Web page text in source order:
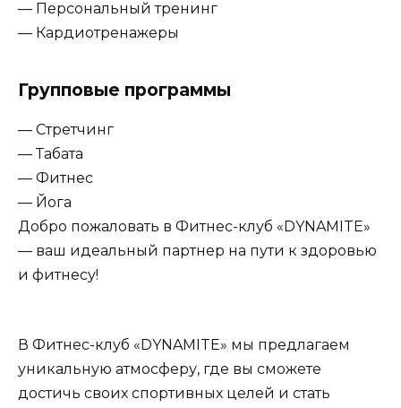
— Персональный тренинг
— Кардиотренажеры
Групповые программы
— Стретчинг
— Табата
— Фитнес
— Йога
Добро пожаловать в Фитнес-клуб «DYNAMITE»
— ваш идеальный партнер на пути к здоровью
и фитнесу!
В Фитнес-клуб «DYNAMITE» мы предлагаем
уникальную атмосферу, где вы сможете
достичь своих спортивных целей и стать